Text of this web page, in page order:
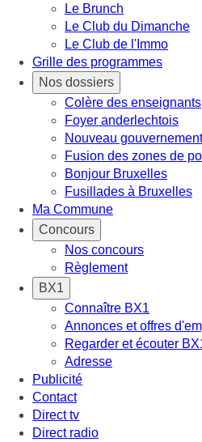
Le Brunch
Le Club du Dimanche
Le Club de l'Immo
Grille des programmes
Nos dossiers
Colère des enseignants
Foyer anderlechtois
Nouveau
Fusion des zones de
Bonjour Bruxelles
Fusillades à Bruxelles
Ma Commune
Concours
Nos concours
Règlement
BX1
Connaître BX1
Annonces et offres
Regarder et écouter
Adresse
Publicité
Contact
Direct tv
Direct radio